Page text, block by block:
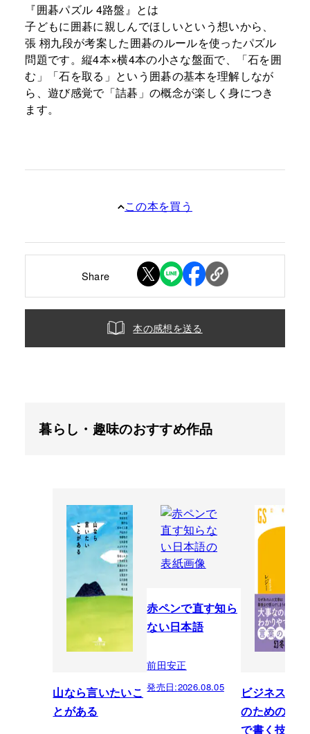
『囲碁パズル 4路盤』とは
子どもに囲碁に親しんでほしいという想いから、
張 栩九段が考案した囲碁のルールを使ったパズル
問題です。縦4本×横4本の小さな盤面で、「石を囲
む」「石を取る」という囲碁の基本を理解しなが
ら、遊び感覚で「詰碁」の概念が楽しく身につき
ます。
この本を買う
Share
本の感想を送る
暮らし・趣味のおすすめ作品
山なら言いたいこ
とがある
赤ペンで直す知ら
ない日本語
前田安正
発売日:2026.08.05
ビジネスパ
のための「
で書く技術